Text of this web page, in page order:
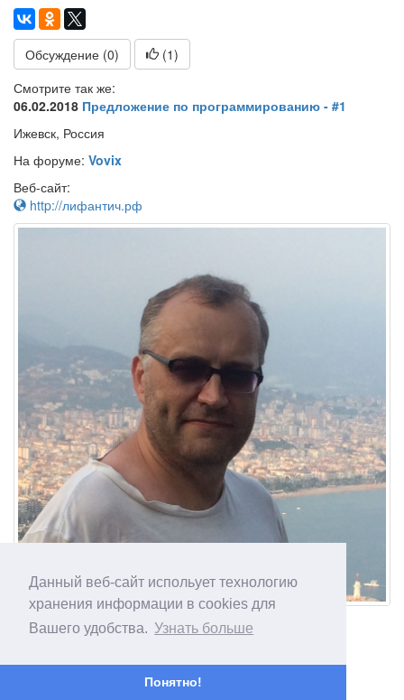
Данный веб-сайт испольует технологию
хранения информации в cookies для
Вашего удобства. Узнать больше
Понятно!
Обсуждение (0) (1)
Смотрите так же:
06.02.2018 Предложение по программированию - #1
Ижевск, Россия
На форуме: Vovix
Веб-сайт:
http://лифантич.рф